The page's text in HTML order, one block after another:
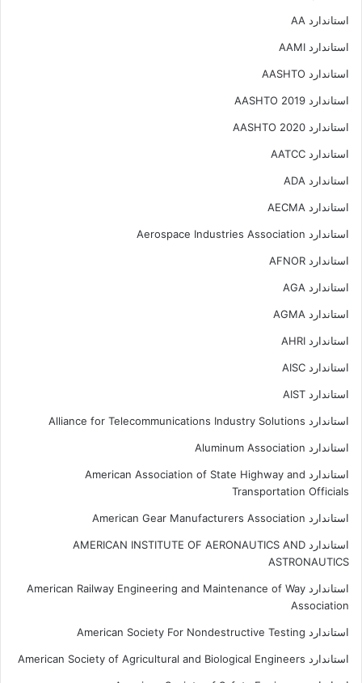
استاندارد AA
استاندارد AAMI
استاندارد AASHTO
استاندارد AASHTO 2019
استاندارد AASHTO 2020
استاندارد AATCC
استاندارد ADA
استاندارد AECMA
استاندارد Aerospace Industries Association
استاندارد AFNOR
استاندارد AGA
استاندارد AGMA
استاندارد AHRI
استاندارد AISC
استاندارد AIST
استاندارد Alliance for Telecommunications Industry Solutions
استاندارد Aluminum Association
استاندارد American Association of State Highway and
Transportation Officials
استاندارد American Gear Manufacturers Association
استاندارد AMERICAN INSTITUTE OF AERONAUTICS AND
ASTRONAUTICS
استاندارد American Railway Engineering and Maintenance of Way
Association
استاندارد American Society For Nondestructive Testing
استاندارد American Society of Agricultural and Biological Engineers